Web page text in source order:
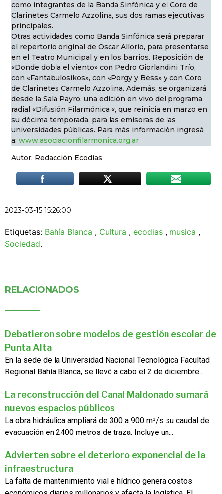
como integrantes de la Banda Sinfónica y el Coro de
Clarinetes Carmelo Azzolina, sus dos ramas ejecutivas
principales.
Otras actividades como Banda Sinfónica será preparar
el repertorio original de Oscar Allorio, para presentarse
en el Teatro Municipal y en los barrios. Reposición de
«Donde dobla el viento» con Pedro Giorlandini Trío,
con «Fantabulosikos», con «Porgy y Bess» y con Coro
de Clarinetes Carmelo Azzolina. Además, se organizará
desde la Sala Payro, una edición en vivo del programa
radial «Difusión Filarmónica «, que reinicia en marzo en
su décima temporada, para las emisoras de las
universidades públicas. Para más información ingresá
a: www.asociacionfilarmonica.org.ar
Autor: Redacción Ecodías
2023-03-15 15:26:00
Etiquetas: Bahía Blanca , Cultura , ecodias , musica ,
Sociedad.
RELACIONADOS
Debatieron sobre modelos de gestión escolar de
Punta Alta
En la sede de la Universidad Nacional Tecnológica Facultad
Regional Bahía Blanca, se llevó a cabo el 2 de diciembre...
La reconstrucción del Canal Maldonado sumará
nuevos espacios públicos
La obra hidráulica ampliará de 300 a 900 m³/s su caudal de
evacuación en 2400 metros de traza. Incluye un...
Advierten sobre el deterioro exponencial de la
infraestructura
La falta de mantenimiento vial e hídrico genera costos